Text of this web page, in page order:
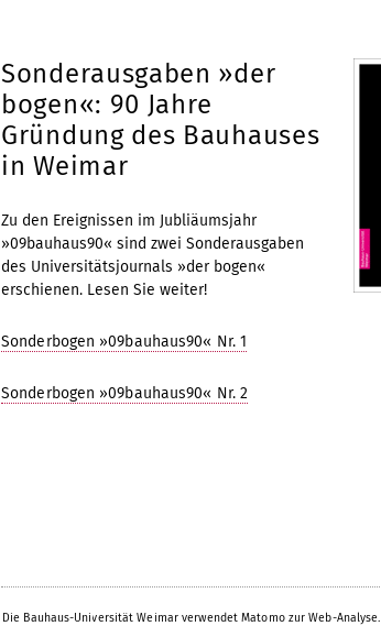
Sonderausgaben »der
bogen«: 90 Jahre
Gründung des Bauhauses
in Weimar
Zu den Ereignissen im Jubliäumsjahr
»09bauhaus90« sind zwei Sonderausgaben
des Universitätsjournals »der bogen«
erschienen. Lesen Sie weiter!
Sonderbogen »09bauhaus90« Nr. 1
Sonderbogen »09bauhaus90« Nr. 2
Die Bauhaus-Universität Weimar verwendet Matomo zur Web-Analyse.